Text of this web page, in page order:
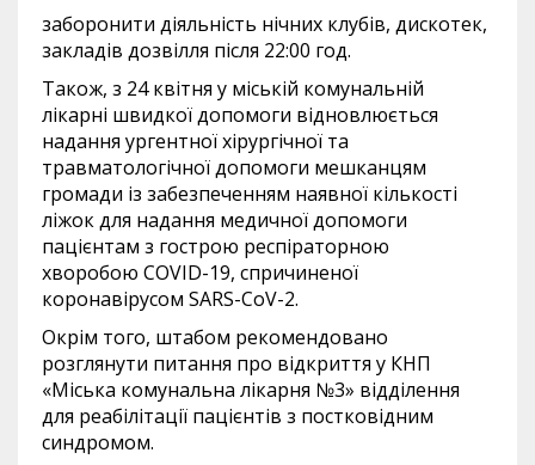
заборонити діяльність нічних клубів, дискотек,
закладів дозвілля після 22:00 год.
Також, з 24 квітня у міській комунальній
лікарні швидкої допомоги відновлюється
надання ургентної хірургічної та
травматологічної допомоги мешканцям
громади із забезпеченням наявної кількості
ліжок для надання медичної допомоги
пацієнтам з гострою респіраторною
хворобою COVID-19, спричиненої
коронавірусом SARS-CoV-2.
Окрім того, штабом рекомендовано
розглянути питання про відкриття у КНП
«Міська комунальна лікарня №3» відділення
для реабілітації пацієнтів з постковідним
синдромом.